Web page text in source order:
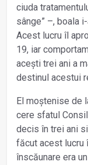
ciuda
sânge” –, boala
Acest lucru îl
19, iar
acești trei ani a
destinul acestui
El moștenise de
cere sfatul
decis în trei ani
făcut acest lucru
înscăunare era